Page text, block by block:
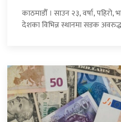
काठमाडौँ । साउन २३, वर्षा,
देशका विभिन्न स्थानमा सडक